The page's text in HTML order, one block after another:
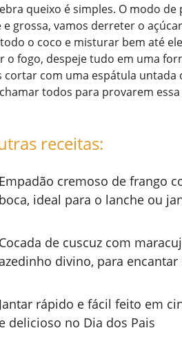
queixo é simples. O modo
grossa, vamos derreter o
o coco e misturar bem até
o fogo, despeje tudo em uma
com uma espátula untada
todos para provarem
receitas:
Empadão cremoso de frango
boca, ideal para o lanche ou
Cocada de cuscuz com
divino, para
Jantar rápido e fácil feito em
e delicioso no Dia dos Pais